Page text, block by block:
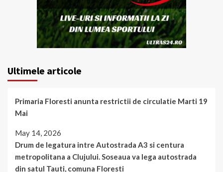
Ultimele articole
Primaria Floresti anunta restrictii de circulatie Marti 19
Mai
May 14, 2026
Drum de legatura intre Autostrada A3 si centura
metropolitana a Clujului. Soseaua va lega autostrada
din satul Tauti, comuna Floresti